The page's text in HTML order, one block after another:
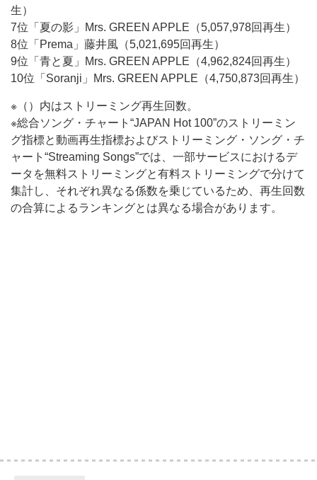
生）
7位「夏の影」Mrs. GREEN APPLE（5,057,978回再生）
8位「Prema」藤井風（5,021,695回再生）
9位「青と夏」Mrs. GREEN APPLE（4,962,824回再生）
10位「Soranji」Mrs. GREEN APPLE（4,750,873回再生）
※（）内はストリーミング再生回数。
※総合ソング・チャート“JAPAN Hot 100”のストリーミン
グ指標と動画再生指標およびストリーミング・ソング・チ
ャート“Streaming Songs”では、一部サービスにおけるデ
ータを無料ストリーミングと有料ストリーミングで分けて
集計し、それぞれ異なる係数を乗じているため、再生回数
の合算によるランキングとは異なる場合があります。